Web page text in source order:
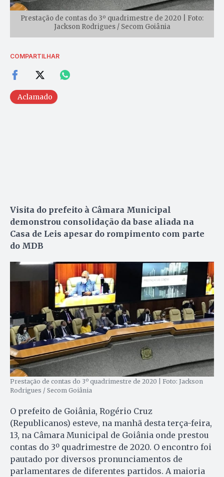
Prestação de contas do 3º quadrimestre de 2020 | Foto:
Jackson Rodrigues / Secom Goiânia
COMPARTILHAR
Aclamado
Visita do prefeito à Câmara Municipal
demonstrou consolidação da base aliada na
Casa de Leis apesar do rompimento com parte
do MDB
Prestação de contas do 3º quadrimestre de 2020 | Foto: Jackson
Rodrigues / Secom Goiânia
O prefeito de Goiânia, Rogério Cruz
(Republicanos) esteve, na manhã desta terça-feira,
13, na Câmara Municipal de Goiânia onde prestou
contas do 3º quadrimestre de 2020. O encontro foi
pautado por diversos pronunciamentos de
parlamentares de diferentes partidos. A maioria